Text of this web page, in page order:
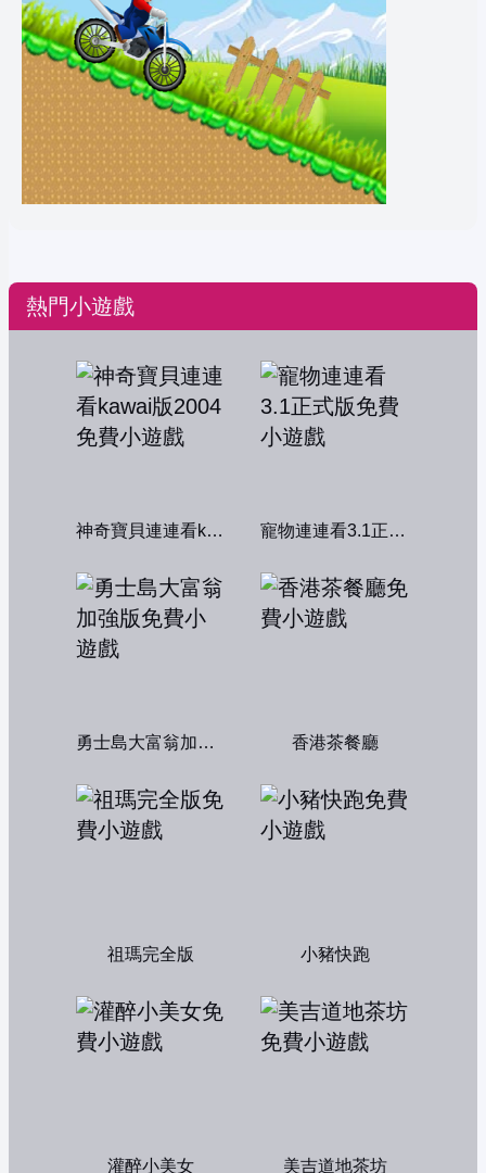
熱門小遊戲
神奇寶貝連連看kawai版2004 寵物連連看3.1正式版
勇士島大富翁加強版 香港茶餐廳
祖瑪完全版 小豬快跑
灌醉小美女 美吉道地茶坊